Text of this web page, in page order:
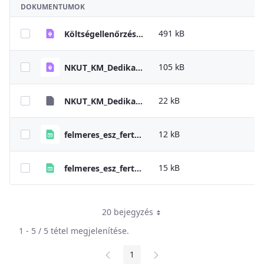
DOKUMENTUMOK
Költségellenőrzés - Útmutató 491 kB
NKUT_KM_Dedikalt_telefonvonal_es_ugyintezok (1) 105 kB
NKUT_KM_Dedikalt_telefonvonal_es_ugyintezok 22 kB
felmeres_esz_fertotlenito_2025 12 kB
felmeres_esz_fertotlenito_2024 15 kB
20 bejegyzés
1 - 5 / 5 tétel megjelenítése.
Oldal
1